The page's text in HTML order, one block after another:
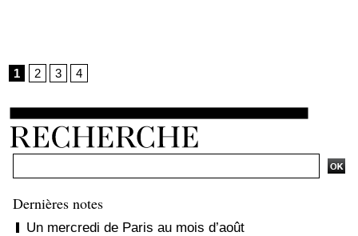
Dernières notes
Un mercredi de Paris au mois d’août
1 2 3 4